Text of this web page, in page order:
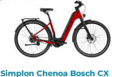
Simplon Chenoa Bosch CX